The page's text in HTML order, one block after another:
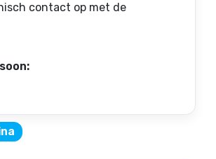
contact op met de